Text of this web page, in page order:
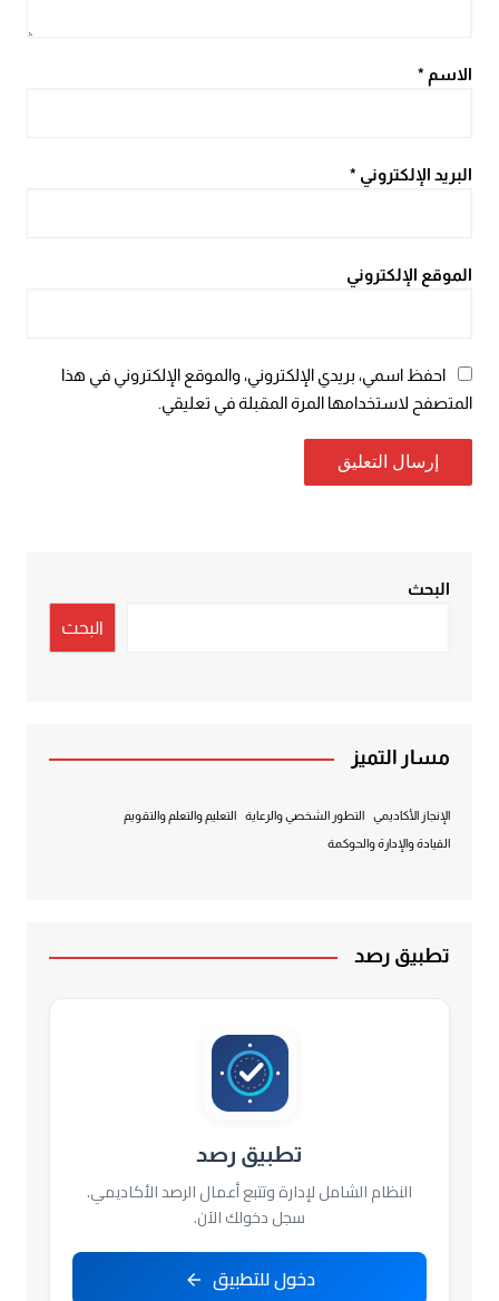
الاسم *
البريد الإلكتروني *
الموقع الإلكتروني
احفظ اسمي، بريدي الإلكتروني، والموقع الإلكتروني في هذا
المتصفح لاستخدامها المرة المقبلة في تعليقي.
البحث
البحث
مسار التميز
الإنجاز الأكاديمي التطور الشخصي والرعاية التعليم والتعلم والتقويم
القيادة والإدارة والحوكمة
تطبيق رصد
تطبيق رصد
النظام الشامل لإدارة وتتبع أعمال الرصد الأكاديمي.
سجل دخولك الآن.
دخول للتطبيق